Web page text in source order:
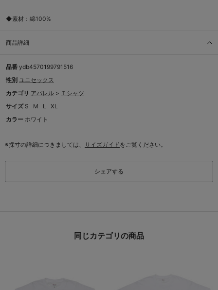
◆素材：綿100%
商品詳細
品番 ydb4570199791516
性別 ユニセックス
カテゴリ アパレル > Ｔシャツ
サイズ S M L
XL
カラー ホワイト
※採寸の詳細につきましては、 サイズガイドをご覧ください。
シェアする
同じカテゴリの商品